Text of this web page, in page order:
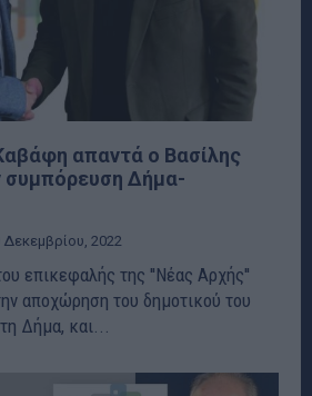
απαντά ο Βασίλης
συμπόρευση Δήμα-
Δεκεμβρίου, 2022
επικεφαλής της ''Νέας Αρχής''
αποχώρηση του δημοτικού του
Δήμα, και...